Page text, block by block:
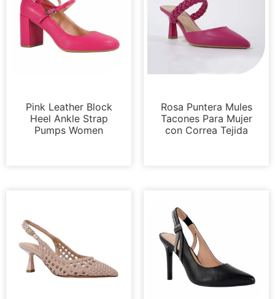
Pink Leather Block
Heel Ankle Strap
Pumps Women
Rosa Puntera Mules
Tacones Para Mujer
con Correa Tejida